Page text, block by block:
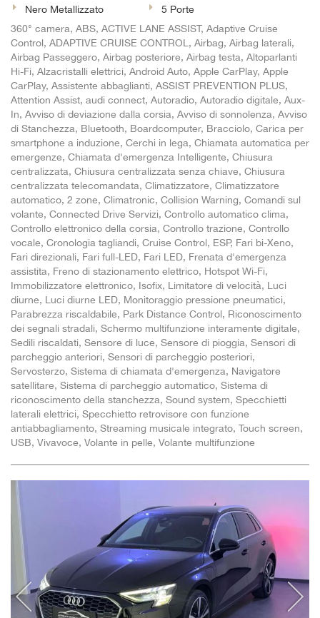
Nero Metallizzato
5 Porte
360° camera, ABS, ACTIVE LANE ASSIST, Adaptive Cruise
Control, ADAPTIVE CRUISE CONTROL, Airbag, Airbag laterali,
Airbag Passeggero, Airbag posteriore, Airbag testa, Altoparlanti
Hi-Fi, Alzacristalli elettrici, Android Auto, Apple CarPlay, Apple
CarPlay, Assistente abbaglianti, ASSIST PREVENTION PLUS,
Attention Assist, audi connect, Autoradio, Autoradio digitale, Aux-
In, Avviso di deviazione dalla corsia, Avviso di sonnolenza, Avviso
di Stanchezza, Bluetooth, Boardcomputer, Bracciolo, Carica per
smartphone a induzione, Cerchi in lega, Chiamata automatica per
emergenze, Chiamata d'emergenza Intelligente, Chiusura
centralizzata, Chiusura centralizzata senza chiave, Chiusura
centralizzata telecomandata, Climatizzatore, Climatizzatore
automatico, 2 zone, Climatronic, Collision Warning, Comandi sul
volante, Connected Drive Servizi, Controllo automatico clima,
Controllo elettronico della corsia, Controllo trazione, Controllo
vocale, Cronologia tagliandi, Cruise Control, ESP, Fari bi-Xeno,
Fari direzionali, Fari full-LED, Fari LED, Frenata d'emergenza
assistita, Freno di stazionamento elettrico, Hotspot Wi-Fi,
Immobilizzatore elettronico, Isofix, Limitatore di velocità, Luci
diurne, Luci diurne LED, Monitoraggio pressione pneumatici,
Parabrezza riscaldabile, Park Distance Control, Riconoscimento
dei segnali stradali, Schermo multifunzione interamente digitale,
Sedili riscaldati, Sensore di luce, Sensore di pioggia, Sensori di
parcheggio anteriori, Sensori di parcheggio posteriori,
Servosterzo, Sistema di chiamata d'emergenza, Navigatore
satellitare, Sistema di parcheggio automatico, Sistema di
riconoscimento della stanchezza, Sound system, Specchietti
laterali elettrici, Specchietto retrovisore con funzione
antiabbagliamento, Streaming musicale integrato, Touch screen,
USB, Vivavoce, Volante in pelle, Volante multifunzione